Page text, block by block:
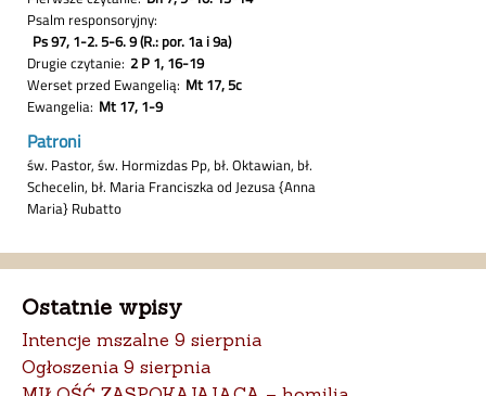
Ostatnie wpisy
Intencje mszalne 9 sierpnia
Ogłoszenia 9 sierpnia